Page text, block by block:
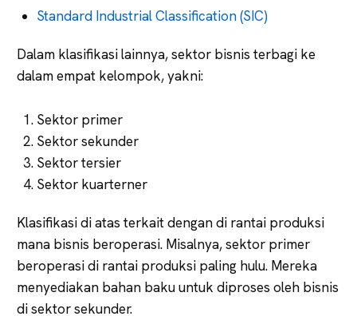
Standard Industrial Classification (SIC)
Dalam klasifikasi lainnya, sektor bisnis terbagi ke
dalam empat kelompok, yakni:
Sektor primer
Sektor sekunder
Sektor tersier
Sektor kuarterner
Klasifikasi di atas terkait dengan di rantai produksi
mana bisnis beroperasi. Misalnya, sektor primer
beroperasi di rantai produksi paling hulu. Mereka
menyediakan bahan baku untuk diproses oleh bisnis
di sektor sekunder.